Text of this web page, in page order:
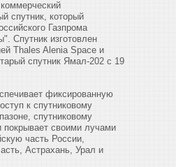
спутник, который
Газпрома
Спутник изготовлен
Thales Alenia Space и
спутник Ямал-202 с 19
фиксированную
к спутниковому
спутниковому
покрывает своими лучами
часть России,
Астрахань, Урал и